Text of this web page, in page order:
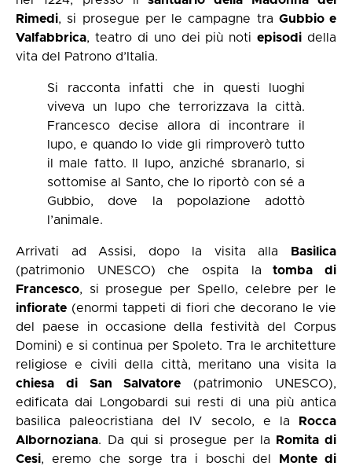
Rimedi, si prosegue per le campagne tra Gubbio e
Valfabbrica, teatro di uno dei più notiepisodi della
vita del Patrono d’Italia.
Si racconta infatti che in questi luoghi
viveva un lupo che terrorizzava la città.
Francesco decise allora di incontrare il
lupo, e quando lo vide gli rimproverò tutto
il male fatto. Il lupo, anziché sbranarlo, si
sottomise al Santo, che lo riportò con sé a
Gubbio, dove la popolazione adottò
l’animale.
Arrivati ad Assisi, dopo la visita alla Basilica
(patrimonio UNESCO) che ospita la tomba di
Francesco, si prosegue per Spello, celebre per le
infiorate (enormi tappeti di fiori che decorano le vie
del paese in occasione della festività del Corpus
Domini) e si continua per Spoleto. Tra le architetture
religiose e civili della città, meritano una visita la
chiesa di San Salvatore (patrimonio UNESCO),
edificata dai Longobardi sui resti di una più antica
basilica paleocristiana del IV secolo, e la Rocca
Albornoziana. Da qui si prosegue per la Romita di
Cesi, eremo che sorge tra i boschi del Monte di